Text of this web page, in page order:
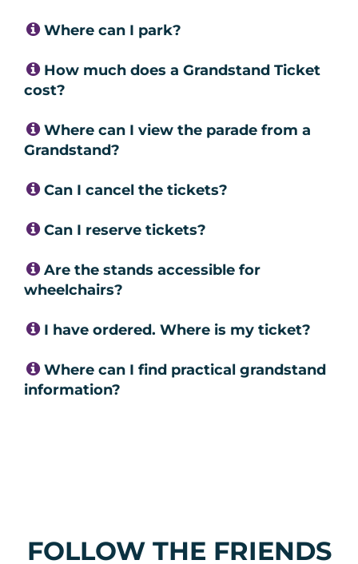
Where can I park?
How much does a Grandstand Ticket
cost?
Where can I view the parade from a
Grandstand?
Can I cancel the tickets?
Can I reserve tickets?
Are the stands accessible for
wheelchairs?
I have ordered. Where is my ticket?
Where can I find practical grandstand
information?
FOLLOW THE FRIENDS